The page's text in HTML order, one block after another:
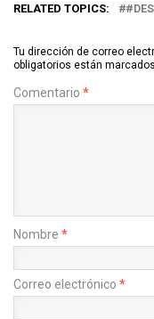
RELATED TOPICS:
Tu dirección de correo
obligatorios están
Comentario *
Nombre *
Correo electrónico *